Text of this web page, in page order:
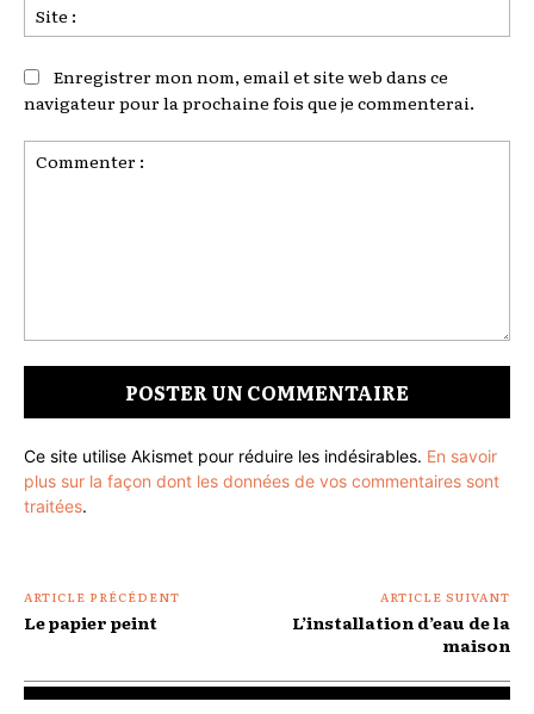
:
Enregistrer mon nom, email et site web dans ce
navigateur pour la prochaine fois que je commenterai.
Ce site utilise Akismet pour réduire les indésirables. En savoir
plus sur la façon dont les données de vos commentaires sont
traitées.
ARTICLE PRÉCÉDENT
Le papier peint
ARTICLE SUIVANT
L’installation d’eau de la
maison